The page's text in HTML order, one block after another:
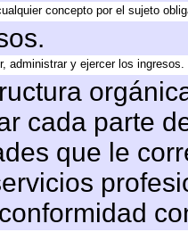
concepto por el sujeto
administrar y ejercer los ingresos.
cada parte
que le